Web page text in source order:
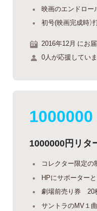
映画のエンドロー
初号(映画完成時）
2016年12月 にお
0人が応援していま
1000000
1000000円リタ
コレクター限定
HPにサポーターと
劇場前売り券 20
サントラのMV１曲